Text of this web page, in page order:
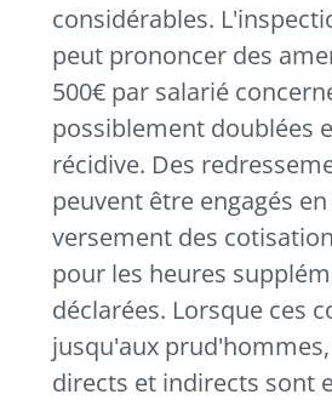
considérables.
peut prononcer des
500€ par salarié
possiblement doublées
récidive. Des
peuvent être engagés
versement des
pour les heures
déclarées. Lorsque ces
jusqu'aux
directs et indirects sont